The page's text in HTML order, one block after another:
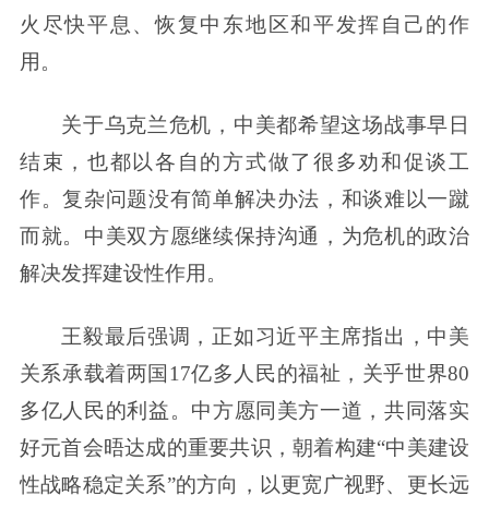
火尽快平息、恢复中东地区和平发挥自己的作
用。
关于乌克兰危机，中美都希望这场战事早日
结束，也都以各自的方式做了很多劝和促谈工
作。复杂问题没有简单解决办法，和谈难以一蹴
而就。中美双方愿继续保持沟通，为危机的政治
解决发挥建设性作用。
王毅最后强调，正如习近平主席指出，中美
关系承载着两国17亿多人民的福祉，关乎世界80
多亿人民的利益。中方愿同美方一道，共同落实
好元首会晤达成的重要共识，朝着构建“中美建设
性战略稳定关系”的方向，以更宽广视野、更长远